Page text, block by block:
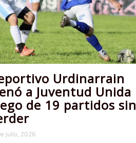
Urdinarrain
a Juventud Unida
de 19 partidos sin
julio, 2026